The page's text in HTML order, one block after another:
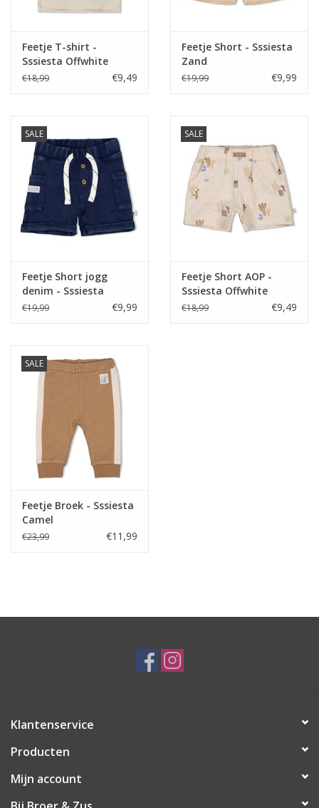
Feetje T-shirt -
Sssiesta Offwhite
€18,99 €9,49
Feetje Short - Sssiesta
Zand
€19,99 €9,99
SALE
Feetje Short jogg
denim - Sssiesta
Indigo
€19,99 €9,99
SALE
Feetje Short AOP -
Sssiesta Offwhite
melange
€18,99 €9,49
SALE
Feetje Broek - Sssiesta
Camel
€23,99 €11,99
Klantenservice
Producten
Mijn account